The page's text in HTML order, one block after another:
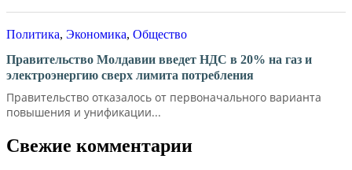
Политика, Экономика, Общество
Правительство Молдавии введет НДС в 20% на газ и
электроэнергию сверх лимита потребления
Правительство отказалось от первоначального варианта
повышения и унификации...
Свежие комментарии